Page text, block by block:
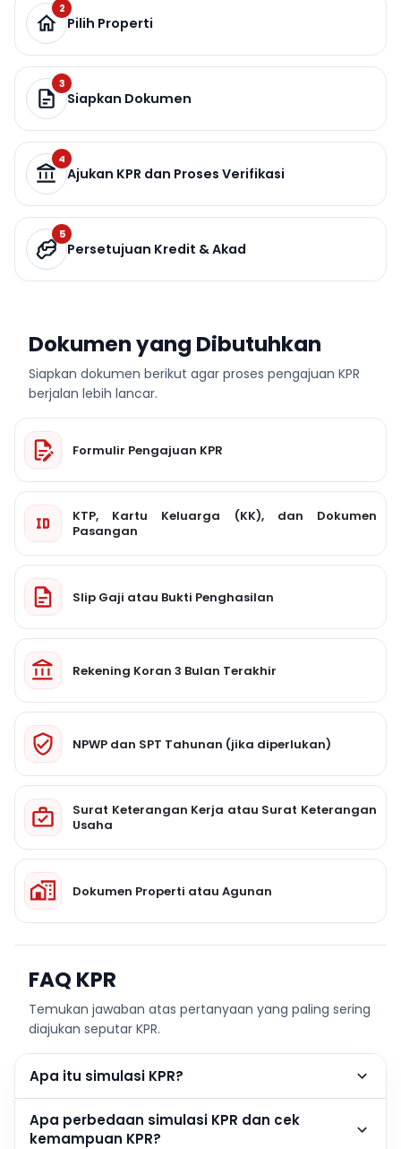
2
Pilih Properti
3
Siapkan Dokumen
4
Ajukan KPR dan Proses Verifikasi
5
Persetujuan Kredit & Akad
Dokumen yang Dibutuhkan
Siapkan dokumen berikut agar proses pengajuan KPR
berjalan lebih lancar.
Formulir Pengajuan KPR
KTP, Kartu Keluarga (KK), dan Dokumen
Pasangan
Slip Gaji atau Bukti Penghasilan
Rekening Koran 3 Bulan Terakhir
NPWP dan SPT Tahunan (jika diperlukan)
Surat Keterangan Kerja atau Surat Keterangan
Usaha
Dokumen Properti atau Agunan
FAQ KPR
Temukan jawaban atas pertanyaan yang paling sering
diajukan seputar KPR.
Apa itu simulasi KPR?
Apa perbedaan simulasi KPR dan cek
kemampuan KPR?